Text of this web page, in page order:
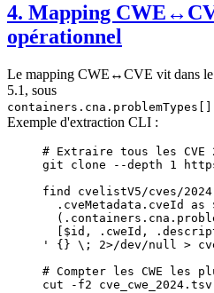
4. Mapping
opérationnel
Le mapping CWE↔CVE vit dans
5.1, sous
Exemple d'extraction CLI :
# Extraire tous les CVE
git clone --depth 1
find
cvelistV5/cves/2024
.cveMetadata.cveId as
[$id, .cweId,
'
{} \; 2>/dev/null >
# Compter les CWE les
cut -f2 cve_cwe_2024.tsv